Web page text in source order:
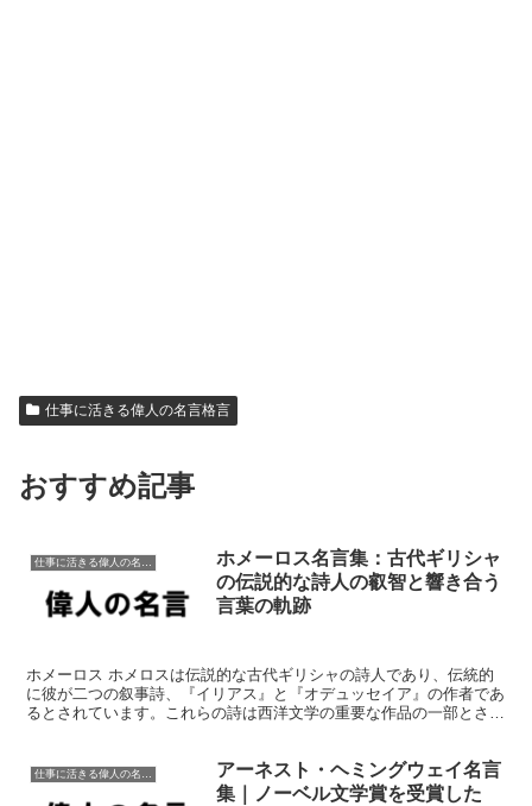
仕事に活きる偉人の名言格言
おすすめ記事
ホメーロス名言集：古代ギリシャ
の伝説的な詩人の叡智と響き合う
言葉の軌跡
ホメーロス ホメロスは伝説的な古代ギリシャの詩人であり、伝統的
に彼が二つの叙事詩、『イリアス』と『オデュッセイア』の作者であ
るとされています。これらの詩は西洋文学の重要な作品の一部とされ
アーネスト・ヘミングウェイ名言
集｜ノーベル文学賞を受賞した